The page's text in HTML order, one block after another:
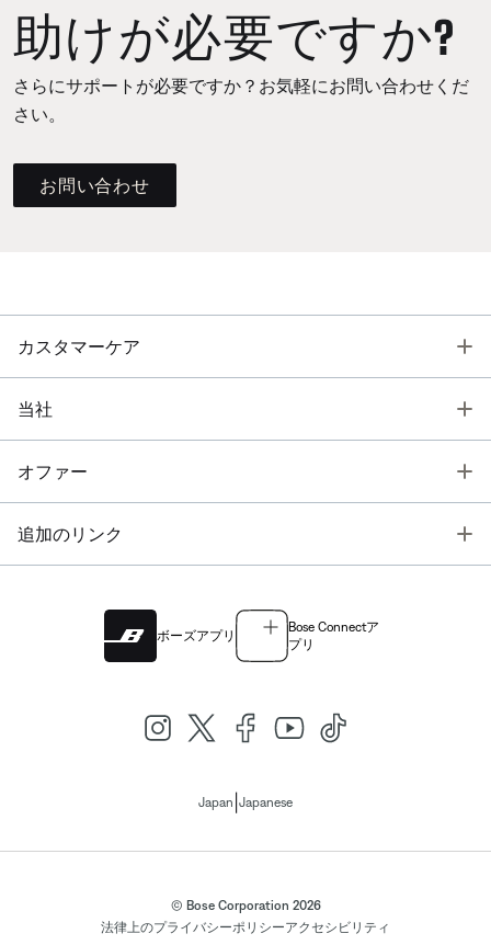
助けが必要ですか?
さらにサポートが必要ですか？お気軽にお問い合わせくだ
さい。
お問い合わせ
カスタマーケア
当社
オファー
追加のリンク
ボーズアプリ
Bose Connectア
プリ
Japan Japanese
© Bose Corporation 2026
法律上のプライバシーポリシーアクセシビリティ